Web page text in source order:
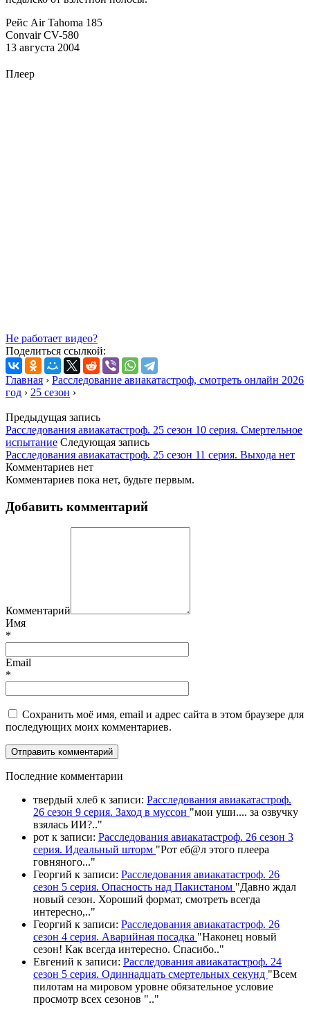
Рейс Air Tahoma 185
Convair CV-580
13 августа 2004
Плеер
Не работает видео?
Поделиться ссылкой:
Главная › Расследование авиакатастроф, смотреть онлайн 2026
год › 25 сезон ›
Предыдущая запись
Расследования авиакатастроф. 25 сезон 10 серия. Смертельное
испытание Следующая запись
Расследования авиакатастроф. 25 сезон 11 серия. Выхода нет
Комментариев нет
Комментариев пока нет, будьте первым.
Добавить комментарий
Комментарий
Имя
*
Email
*
Сохранить моё имя, email и адрес сайта в этом браузере для
последующих моих комментариев.
Последние комментарии
твердый хлеб к записи: Расследования авиакатастроф.
26 сезон 9 серия. Заход в муссон "мои уши.... за озвучку
взялась ИИ?.."
рот к записи: Расследования авиакатастроф. 26 сезон 3
серия. Идеальный шторм "Рот еб@л этого плеера
говняного..."
Георгий к записи: Расследования авиакатастроф. 26
сезон 5 серия. Опасность над Пакистаном "Давно ждал
новый сезон. Хороший формат, смотреть всегда
интересно,.."
Георгий к записи: Расследования авиакатастроф. 26
сезон 4 серия. Аварийная посадка "Наконец новый
сезон! Как всегда интересно. Спасибо.."
Евгений к записи: Расследования авиакатастроф. 24
сезон 5 серия. Одиннадцать смертельных секунд "Всем
пилотам на мировом уровне обязательное условие
просмотр всех сезонов ".."